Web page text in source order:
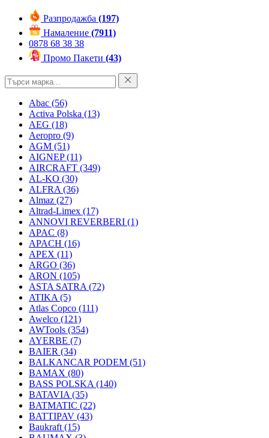
Разпродажба (197)
Намаление (7911)
0878 68 38 38
Промо Пакети (43)
Abac (56)
Activa Polska (13)
AEG (18)
Aeropro (9)
AGM (51)
AIGNEP(11)
AIRCRAFT (349)
AL-KO (30)
ALFRA (36)
Almaz (27)
Altrad-Limex (17)
ANNOVI REVERBERI (1)
APAC (8)
APACH (16)
APEX (11)
ARGO (36)
ARON (105)
ASTA SATRA (72)
ATIKA (5)
Atlas Copco (111)
Awelco (121)
AWTools (354)
AYERBE (7)
BAIER (34)
BALKANCAR PODEM (51)
BAMAX (80)
BASS POLSKA (140)
BATAVIA (35)
BATMATIC (22)
BATTIPAV (43)
Baukraft (15)